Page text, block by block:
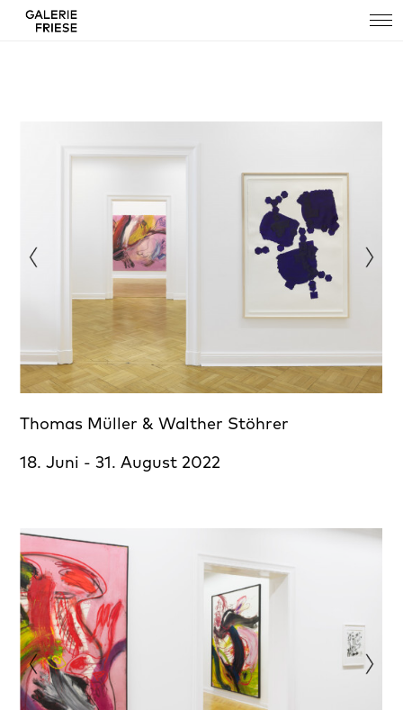
Thomas Müller & Walther Stöhrer
18. Juni - 31. August 2022